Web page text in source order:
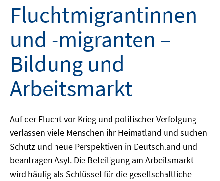
Fluchtmigrantinnen
und -migranten –
Bildung und
Arbeitsmarkt
Auf der Flucht vor Krieg und politischer Verfolgung
verlassen viele Menschen ihr Heimatland und suchen
Schutz und neue Perspektiven in Deutschland und
beantragen Asyl. Die Beteiligung am Arbeitsmarkt
wird häufig als Schlüssel für die gesellschaftliche